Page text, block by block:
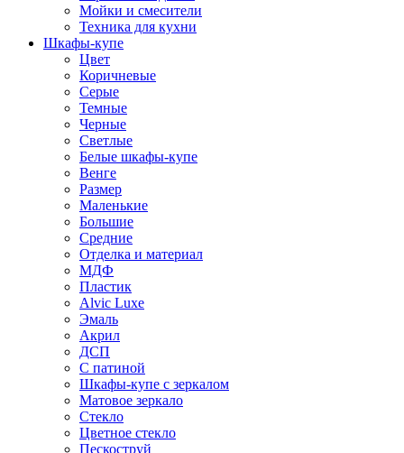
Мойки и смесители
Техника для кухни
Шкафы-купе
Цвет
Коричневые
Серые
Темные
Черные
Светлые
Белые шкафы-купе
Венге
Размер
Маленькие
Большие
Средние
Отделка и материал
МДФ
Пластик
Alvic Luxe
Эмаль
Акрил
ДСП
С патиной
Шкафы-купе с зеркалом
Матовое зеркало
Стекло
Цветное стекло
Пескоструй